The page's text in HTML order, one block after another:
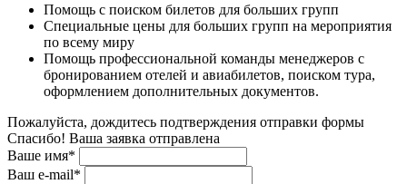
Помощь с поиском билетов для больших групп
Специальные цены для больших групп на мероприятия
по всему миру
Помощь профессиональной команды менеджеров с
бронированием отелей и авиабилетов, поиском тура,
оформлением дополнительных документов.
Пожалуйста, дождитесь подтверждения отправки формы
Спасибо! Ваша заявка отправлена
Ваше имя*
Ваш e-mail*